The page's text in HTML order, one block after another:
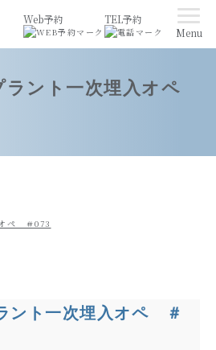
Web予約
TEL予約
Menu
ラント一次埋入オペ
ペ ＃073
ント一次埋入オペ ＃